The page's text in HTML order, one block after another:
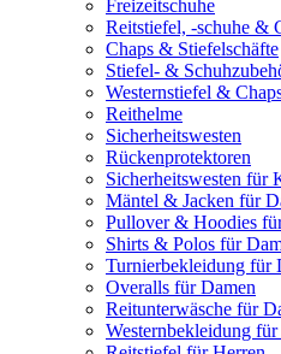
Freizeitschuhe
Reitstiefel, -schuhe &
Chaps & Stiefelschäfte
Stiefel- &
Westernstiefel &
Reithelme
Sicherheitswesten
Rückenprotektoren
Sicherheitswesten für
Mäntel & Jacken für
Pullover & Hoodies
Shirts & Polos für
Turnierbekleidung für
Overalls für Damen
Reitunterwäsche für
Westernbekleidung